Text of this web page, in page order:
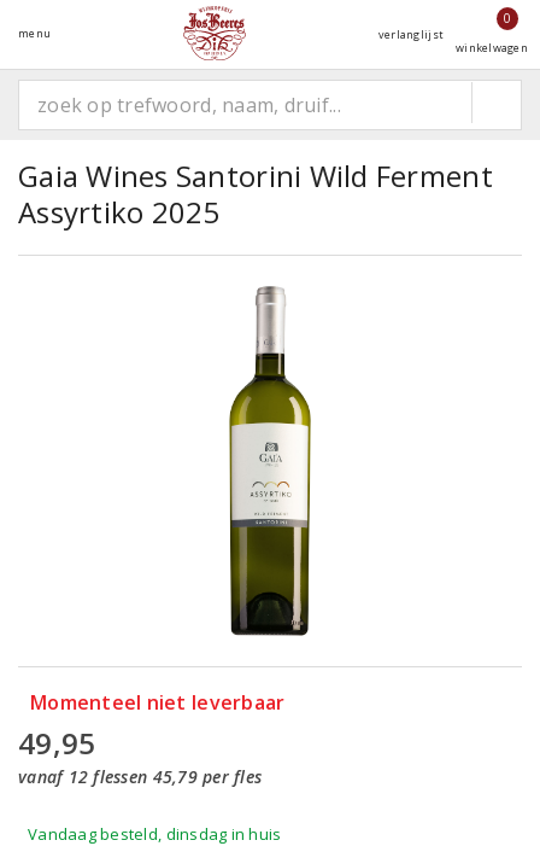
menu verlanglijst
0
winkelwagen
Gaia Wines Santorini Wild Ferment
Assyrtiko 2025
Momenteel niet leverbaar
49,95
vanaf 12 flessen 45,79 per fles
Vandaag besteld, dinsdag in huis